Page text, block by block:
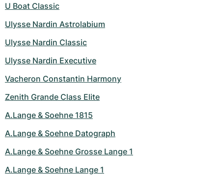
U Boat Classic
Ulysse Nardin Astrolabium
Ulysse Nardin Classic
Ulysse Nardin Executive
Vacheron Constantin Harmony
Zenith Grande Class Elite
A.Lange & Soehne 1815
A.Lange & Soehne Datograph
A.Lange & Soehne Grosse Lange 1
A.Lange & Soehne Lange 1